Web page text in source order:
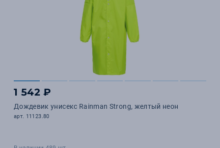
1 542 ₽
Дождевик унисекс Rainman Strong, желтый неон
арт. 11123.80